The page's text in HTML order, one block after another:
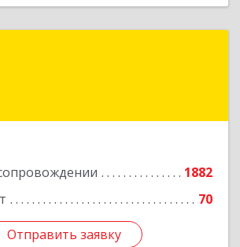
1882
70
Отправить заявку
обл, Екатеринбург г,
Отправить заявку